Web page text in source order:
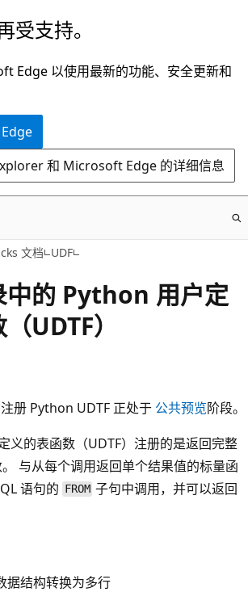
受支持。
Edge 以使用最新的功能、安全更新和
和 Microsoft Edge 的详细信息
文档 UDF
的 Python 用户定
UDTF）
册 Python UDTF 正处于 公共预览阶段。
义的表函数（UDTF）注册的是返回完整
与从每个调用返回单个结果值的标量函
语句的 FROM 子句中调用，并可以返回
据结构转换为多行